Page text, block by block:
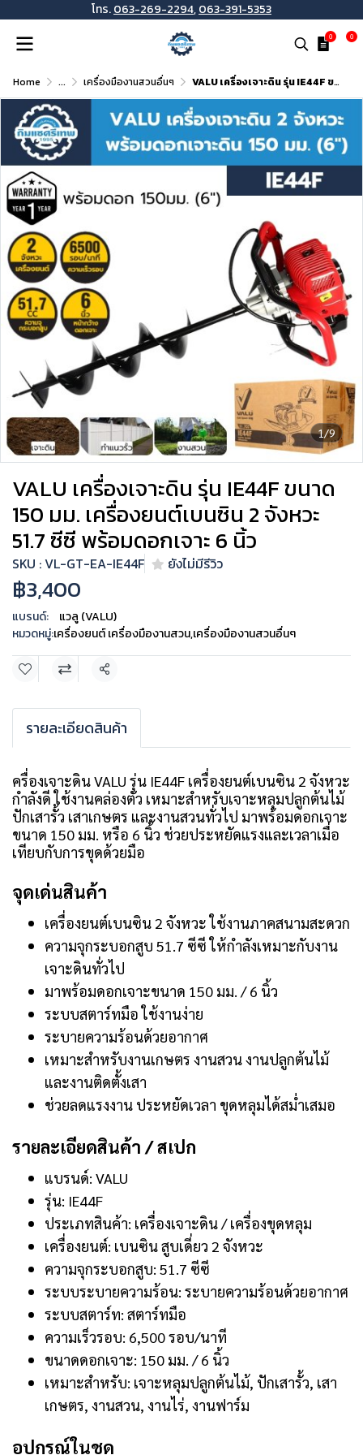
โทร.063-269-2294,063-391-5353
0 0
Home ... เครื่องมืองานสวนอื่นๆ VALU เครื่องเจาะดิน รุ่น IE44F ขนาด 150 มม. เครื่องยนต์เบนซิน 2 จังหวะ 51.7 ซีซี พร้อมดอกเจาะ 6 นิ้ว
1/9
VALU เครื่องเจาะดิน รุ่น IE44F ขนาด
150 มม. เครื่องยนต์เบนซิน 2 จังหวะ
51.7 ซีซี พร้อมดอกเจาะ 6 นิ้ว
SKU : VL-GT-EA-IE44F ยังไม่มีรีวิว
฿3,400
แบรนด์:
แวลู (VALU)
หมวดหมู่:เครื่องยนต์ เครื่องมืองานสวน,เครื่องมืองานสวนอื่นๆ
แชร์
รายละเอียดสินค้า
ครื่องเจาะดิน VALU รุ่น IE44F เครื่องยนต์เบนซิน 2 จังหวะ
กำลังดี ใช้งานคล่องตัว เหมาะสำหรับเจาะหลุมปลูกต้นไม้
ปักเสารั้ว เสาเกษตร และงานสวนทั่วไป มาพร้อมดอกเจาะ
ขนาด 150 มม. หรือ 6 นิ้ว ช่วยประหยัดแรงและเวลาเมื่อ
เทียบกับการขุดด้วยมือ
จุดเด่นสินค้า
เครื่องยนต์เบนซิน 2 จังหวะ ใช้งานภาคสนามสะดวก
ความจุกระบอกสูบ 51.7 ซีซี ให้กำลังเหมาะกับงาน
เจาะดินทั่วไป
มาพร้อมดอกเจาะขนาด 150 มม. / 6 นิ้ว
ระบบสตาร์ทมือ ใช้งานง่าย
ระบายความร้อนด้วยอากาศ
เหมาะสำหรับงานเกษตร งานสวน งานปลูกต้นไม้
และงานติดตั้งเสา
ช่วยลดแรงงาน ประหยัดเวลา ขุดหลุมได้สม่ำเสมอ
รายละเอียดสินค้า / สเปก
แบรนด์: VALU
รุ่น: IE44F
ประเภทสินค้า: เครื่องเจาะดิน / เครื่องขุดหลุม
เครื่องยนต์: เบนซิน สูบเดี่ยว 2 จังหวะ
ความจุกระบอกสูบ: 51.7 ซีซี
ระบบระบายความร้อน: ระบายความร้อนด้วยอากาศ
ระบบสตาร์ท: สตาร์ทมือ
ความเร็วรอบ: 6,500 รอบ/นาที
ขนาดดอกเจาะ: 150 มม. / 6 นิ้ว
เหมาะสำหรับ: เจาะหลุมปลูกต้นไม้, ปักเสารั้ว, เสา
เกษตร, งานสวน, งานไร่, งานฟาร์ม
อุปกรณ์ในชุด